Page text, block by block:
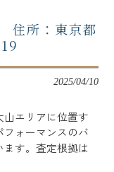
住所：東京都
2025/04/10
エリアに位置す
フォーマンスのバ
す。査定根拠は